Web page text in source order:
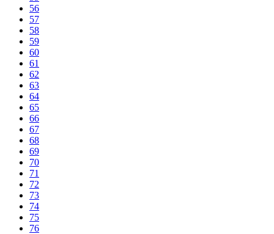
56
57
58
59
60
61
62
63
64
65
66
67
68
69
70
71
72
73
74
75
76